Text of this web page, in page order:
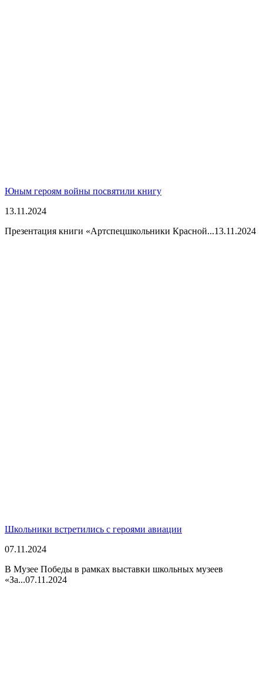
Юным героям войны посвятили книгу
13.11.2024
Презентация книги «Артспецшкольники Красной...13.11.2024
Школьники встретились с героями авиации
07.11.2024
В Музее Победы в рамках выставки школьных музеев
«За...07.11.2024